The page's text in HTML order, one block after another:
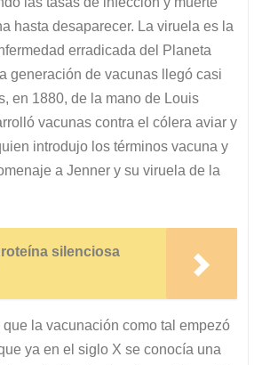
hasta desaparecer. La viruela es la
erradicada del Planeta
generación de vacunas llegó casi
en 1880, de la mano de Louis
vacunas contra el cólera aviar y
introdujo los términos vacuna y
a Jenner y su viruela de la
silenciosa
que la vacunación como tal empezó
ya en el siglo X se conocía una